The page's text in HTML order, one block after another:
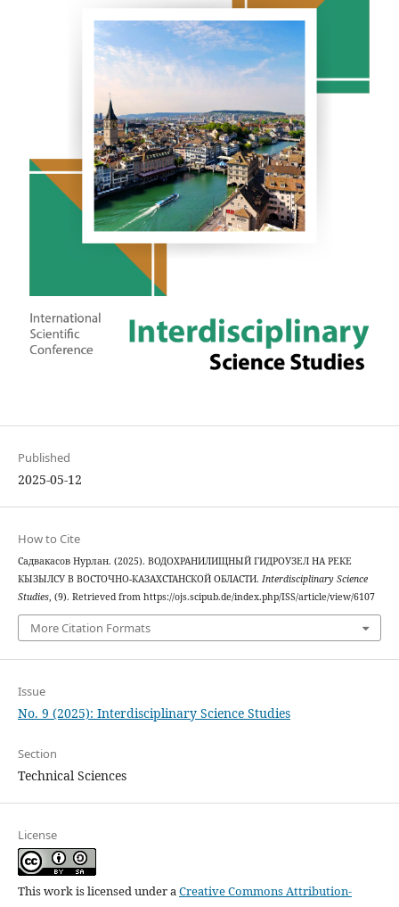
Published
2025-05-12
How to Cite
Садвакасов Нурлан. (2025). ВОДОХРАНИЛИЩНЫЙ ГИДРОУЗЕЛ НА РЕКЕ
КЫЗЫЛСУ В ВОСТОЧНО-КАЗАХСТАНСКОЙ ОБЛАСТИ. Interdisciplinary Science
Studies, (9). Retrieved from https://ojs.scipub.de/index.php/ISS/article/view/6107
More Citation Formats
Issue
No. 9 (2025): Interdisciplinary Science Studies
Section
Technical Sciences
License
This work is licensed under aCreative Commons Attribution-